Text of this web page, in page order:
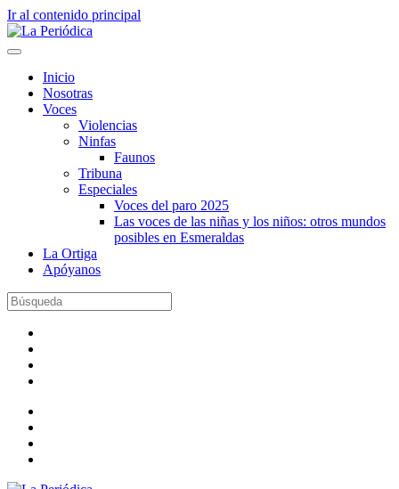
Ir al contenido principal
Inicio
Nosotras
Voces
Violencias
Ninfas
Faunos
Tribuna
Especiales
Voces del paro 2025
Las voces de las niñas y los niños: otros mundos
posibles en Esmeraldas
La Ortiga
Apóyanos